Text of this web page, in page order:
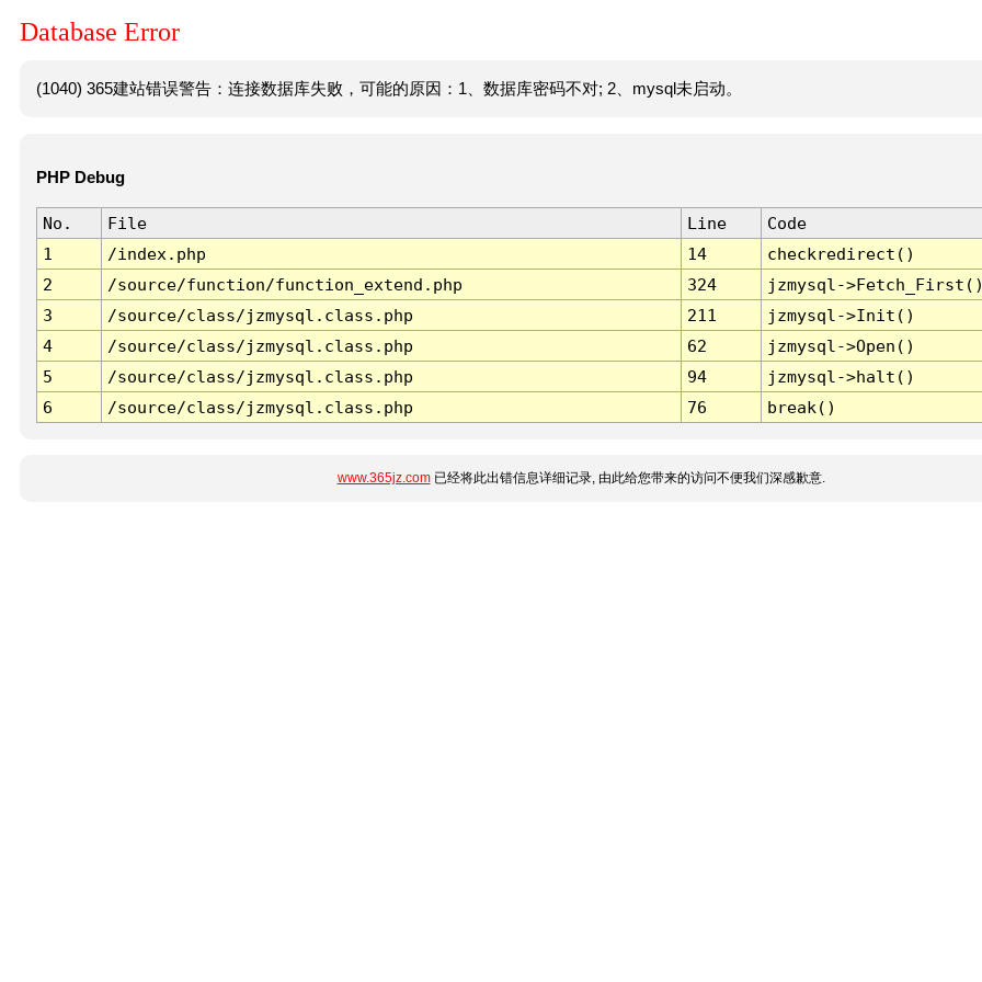
Database Error
(1040) 365建站错误警告：连接数据库失败，可能的原因：1、数据库密码不对; 2、mysql未启动。
PHP Debug
No. File Line
Code
1
/index.php 14
checkredirect()
2
/source/function/function_extend.php 324
jzmysql-
3
/source/class/jzmysql.class.php 211
jzmysql->Init()
4
/source/class/jzmysql.class.php 62
jzmysql->Open()
5
/source/class/jzmysql.class.php 94
jzmysql->halt()
6
/source/class/jzmysql.class.php 76 break()
www.365jz.com已经将此出错信息详细记录, 由此给您带来的访问不便我们深感歉意.